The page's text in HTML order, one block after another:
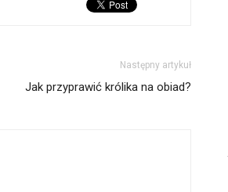
Następny artykuł
Jak przyprawić królika na obiad?